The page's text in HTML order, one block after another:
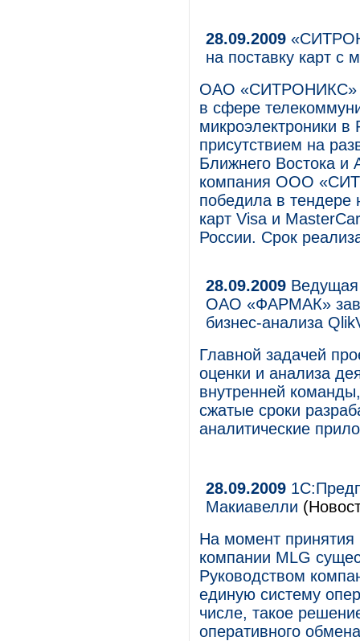
28.09.2009
на поставку карт с
ОАО «СИТРОНИКС»
в сфере
микроэлектроники
присутствием на
Ближнего Востока и
компания ООО
победила в тендере
карт Visa и
России. Срок
28.09.2009 Ведущая
ОАО «ФАРМАК»
бизнес-анализа
Главной задачей
оценки и анализа
внутренней
сжатые сроки
аналитические
28.09.2009
Макиавелли
На момент принятия
компании MLG
Руководством
единую систему
числе, такое
оперативного